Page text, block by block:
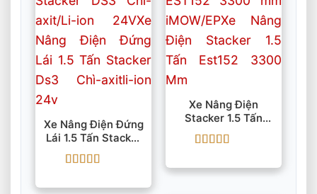
Xe Nâng Điện Đứng
Lái 1.5 Tấn Stacker
DS3 Chì-Axit/Li-Ion
24V
hạng55 sao
Xe Nâng Điện
Stacker 1.5 Tấn
EST152 3300 Mm
IMOW/EP
hạng55 sao